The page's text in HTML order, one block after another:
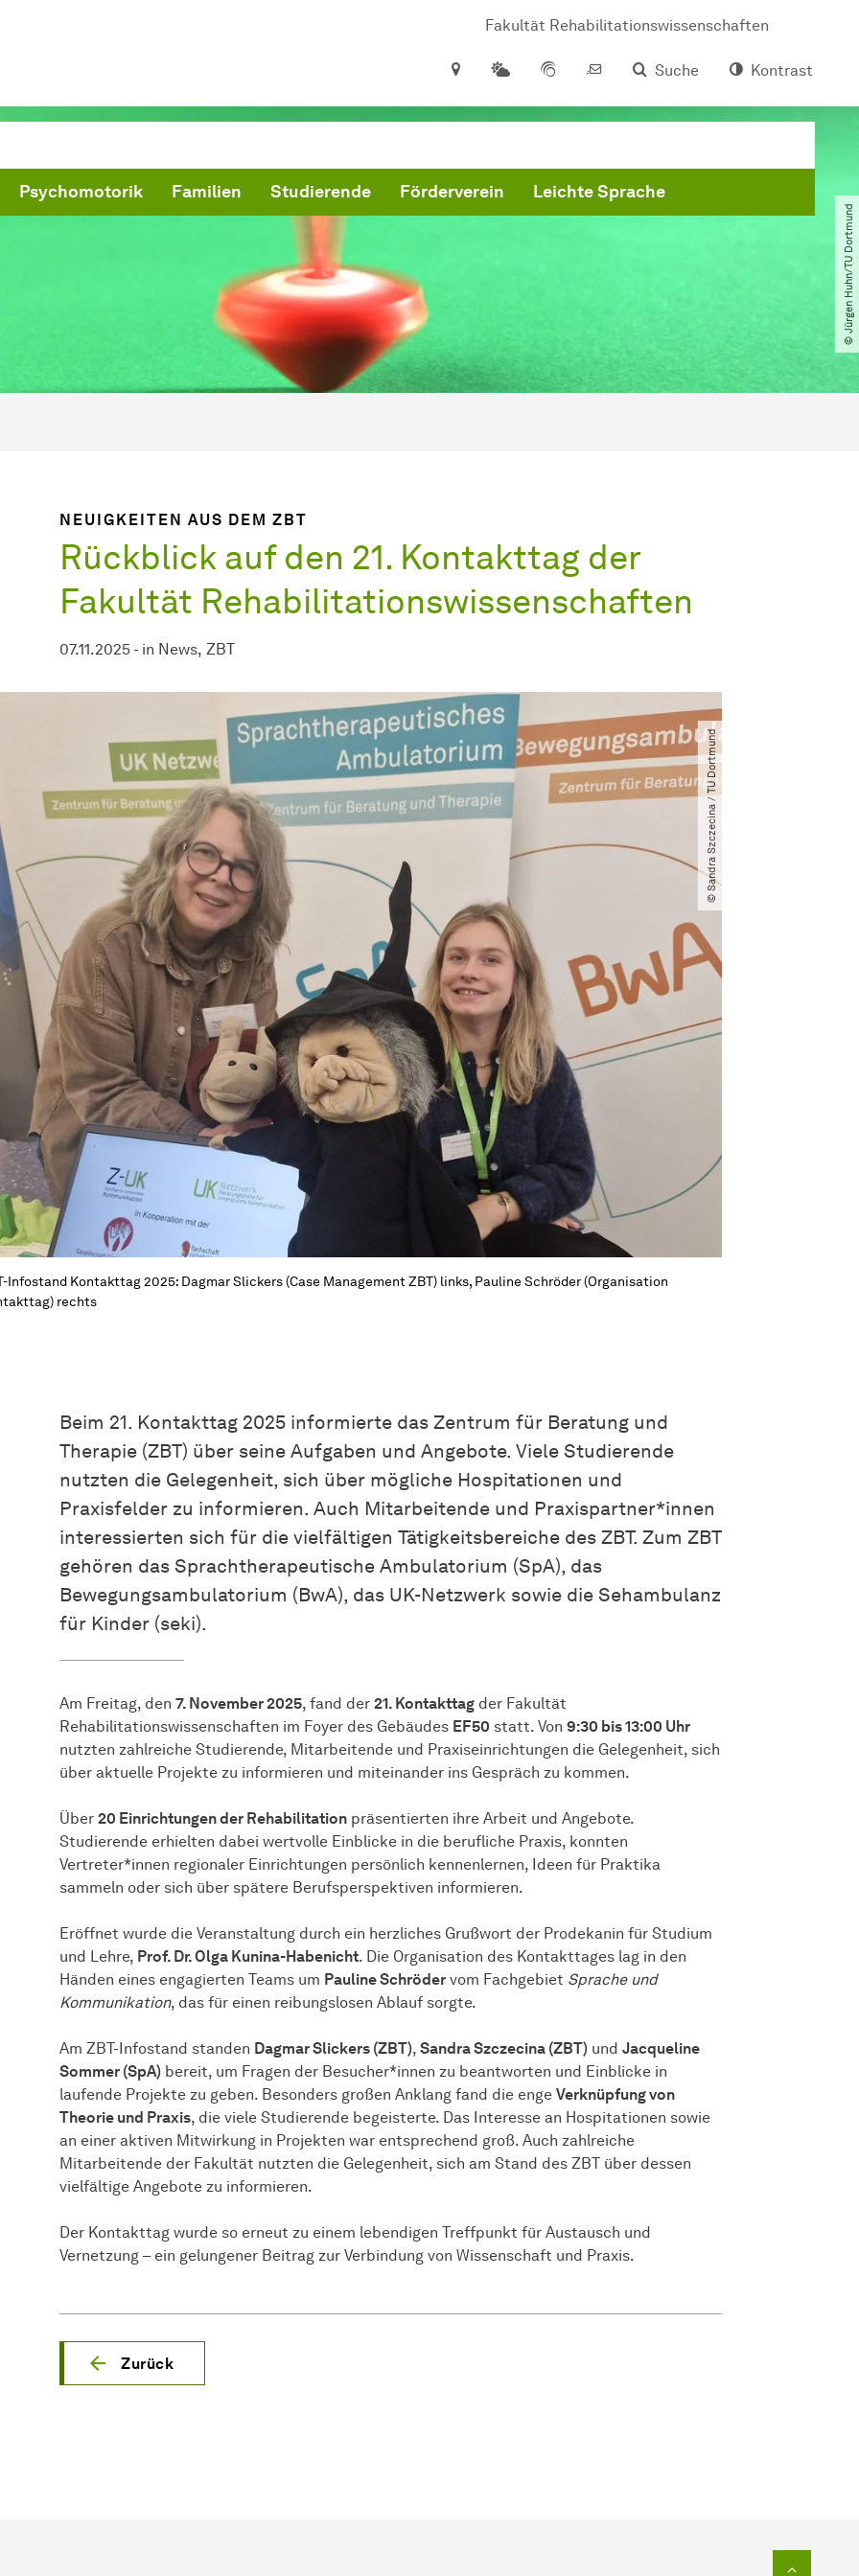
Fakultät Rehabilitationswissenschaften
Suche Kontrast
Psychomotorik Familien Studierende Förderverein Leichte Sprache
© Jürgen Huhn​/​TU Dortmund
NEUIGKEITEN AUS DEM ZBT
Rückblick auf den 21. Kontakttag der
Fakultät Rehabilitationswissenschaften
07.11.2025 - in News ZBT
© Sandra Szczecina ​/​ TU Dortmund
Infostand Kontakttag 2025: Dagmar Slickers (Case Management ZBT) links, Pauline Schröder (Organisation
rechts
Beim 21. Kontakttag 2025 informierte das Zentrum für Beratung und
Therapie (ZBT) über seine Aufgaben und Angebote. Viele Studierende
nutzten die Gelegenheit, sich über mögliche Hospitationen und
Praxisfelder zu informieren. Auch Mitarbeitende und Praxispartner*innen
interessierten sich für die vielfältigen Tätigkeitsbereiche des ZBT. Zum ZBT
gehören das Sprachtherapeutische Ambulatorium (SpA), das
Bewegungsambulatorium (BwA), das UK-Netzwerk sowie die Sehambulanz
für Kinder (seki).
Am Freitag, den 7. November 2025, fand der 21. Kontakttag der Fakultät
Rehabilitationswissenschaften im Foyer des Gebäudes EF50 statt. Von 9:30 bis 13:00 Uhr
nutzten zahlreiche Studierende, Mitarbeitende und Praxiseinrichtungen die Gelegenheit, sich
über aktuelle Projekte zu informieren und miteinander ins Gespräch zu kommen.
Über 20 Einrichtungen der Rehabilitation präsentierten ihre Arbeit und Angebote.
Studierende erhielten dabei wertvolle Einblicke in die berufliche Praxis, konnten
Vertreter*innen regionaler Einrichtungen persönlich kennenlernen, Ideen für Praktika
sammeln oder sich über spätere Berufsperspektiven informieren.
Eröffnet wurde die Veranstaltung durch ein herzliches Grußwort der Prodekanin für Studium
und Lehre, Prof. Dr. Olga Kunina-Habenicht. Die Organisation des Kontakttages lag in den
Händen eines engagierten Teams um Pauline Schröder vom Fachgebiet Sprache und
Kommunikation, das für einen reibungslosen Ablauf sorgte.
Am ZBT-Infostand standen Dagmar Slickers (ZBT), Sandra Szczecina (ZBT) und Jacqueline
Sommer (SpA) bereit, um Fragen der Besucher*innen zu beantworten und Einblicke in
laufende Projekte zu geben. Besonders großen Anklang fand die enge Verknüpfung von
Theorie und Praxis, die viele Studierende begeisterte. Das Interesse an Hospitationen sowie
an einer aktiven Mitwirkung in Projekten war entsprechend groß. Auch zahlreiche
Mitarbeitende der Fakultät nutzten die Gelegenheit, sich am Stand des ZBT über dessen
vielfältige Angebote zu informieren.
Der Kontakttag wurde so erneut zu einem lebendigen Treffpunkt für Austausch und
Vernetzung – ein gelungener Beitrag zur Verbindung von Wissenschaft und Praxis.
Zurück